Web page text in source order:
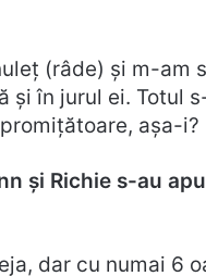
(râde) și m-am
și în jurul ei. Totul
așa-i?
și Richie s-au
dar cu numai 6